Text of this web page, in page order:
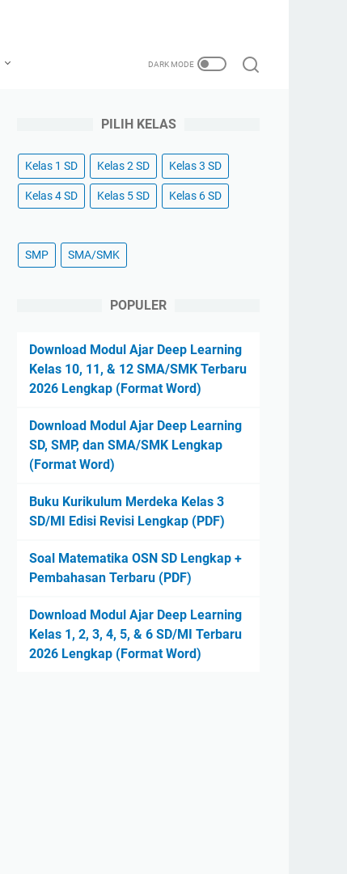
PILIH KELAS
Kelas 1 SD Kelas 2 SD Kelas 3 SD
Kelas 4 SD Kelas 5 SD Kelas 6 SD
SMP SMA/SMK
POPULER
Download Modul Ajar Deep Learning
Kelas 10, 11, & 12 SMA/SMK Terbaru
2026 Lengkap (Format Word)
Download Modul Ajar Deep Learning
SD, SMP, dan SMA/SMK Lengkap
(Format Word)
Buku Kurikulum Merdeka Kelas 3
SD/MI Edisi Revisi Lengkap (PDF)
Soal Matematika OSN SD Lengkap +
Pembahasan Terbaru (PDF)
Download Modul Ajar Deep Learning
Kelas 1, 2, 3, 4, 5, & 6 SD/MI Terbaru
2026 Lengkap (Format Word)